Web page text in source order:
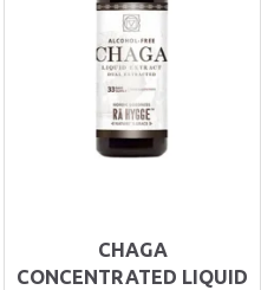
CHAGA
CONCENTRATED LIQUID